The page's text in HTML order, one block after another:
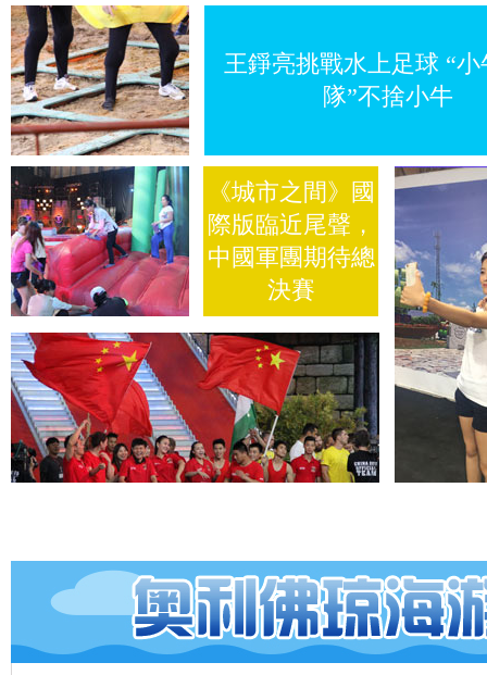
王錚亮挑戰水上足球 “
隊”不捨小牛
《城市之間》國
際版臨近尾聲，
中國軍團期待總
決賽